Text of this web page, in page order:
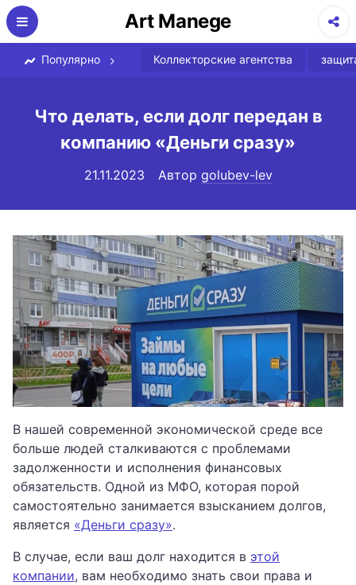
Перейти
содержимому
Art Manege
Популярно Коллекторские агентства
Что делать, если долг передан в
компанию «Деньги сразу»
21.11.2023 Автор golubev-lev
В нашей современной экономической среде все
больше людей сталкиваются с проблемами
задолженности и исполнения финансовых
обязательств. Одной из МФО, которая порой
самостоятельно занимается взысканием долгов,
является «Деньги сразу».
В случае, если ваш долг находится в этой
компании, вам необходимо знать свои права и